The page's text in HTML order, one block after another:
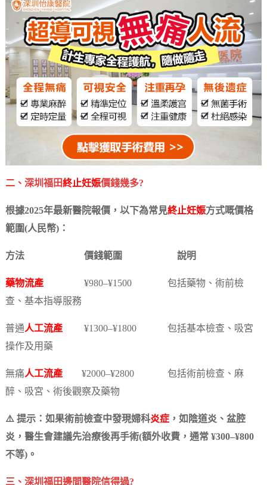
二、深圳福田終止妊娠價錢幾多?
根據2025年最新醫院報價，以下為常見終止妊娠方式嘅價格
範圍(人民幣)：
方法 價錢範圍 說明
藥物流產¥980–¥1500 包括藥物、術前檢
查、基本指導服務
普通人工流產¥1300–¥1800 包括基本檢查、吸宮
操作及用藥
無痛人工流產¥2000–¥2800 包括術前檢查、麻
醉、吸宮、術後觀察及藥物
⚠️ 提示：如果術前檢查中發現婦科炎症，如陰道炎、盆腔
炎，醫生會建議先治療後再手術(額外收費，通常 ¥300–¥800
不等)。
三、深圳福田邊間醫院信得過?